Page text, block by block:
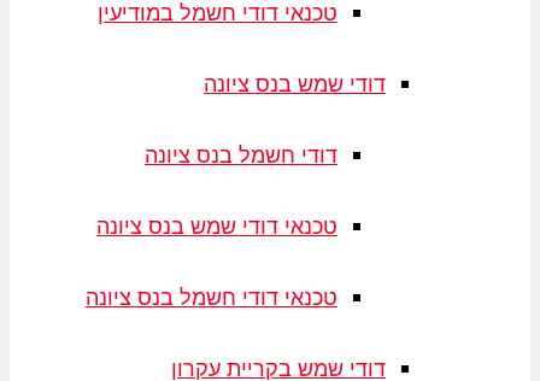
טכנאי דודי חשמל במודיעין
דודי שמש בנס ציונה
דודי חשמל בנס ציונה
טכנאי דודי שמש בנס ציונה
טכנאי דודי חשמל בנס ציונה
דודי שמש בקריית עקרון